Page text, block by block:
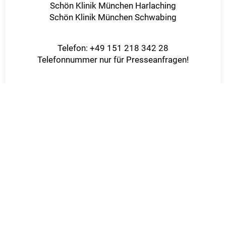
Schön Klinik München Harlaching
Schön Klinik München Schwabing
Telefon: +49 151 218 342 28
Telefonnummer nur für Presseanfragen!